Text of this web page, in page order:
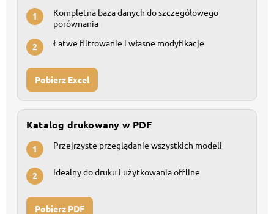
1
Kompletna baza danych do szczegółowego
porównania
2 Łatwe filtrowanie i własne modyfikacje
Pobierz Excel
Katalog drukowany w PDF
1 Przejrzyste przeglądanie wszystkich modeli
2 Idealny do druku i użytkowania offline
Pobierz PDF